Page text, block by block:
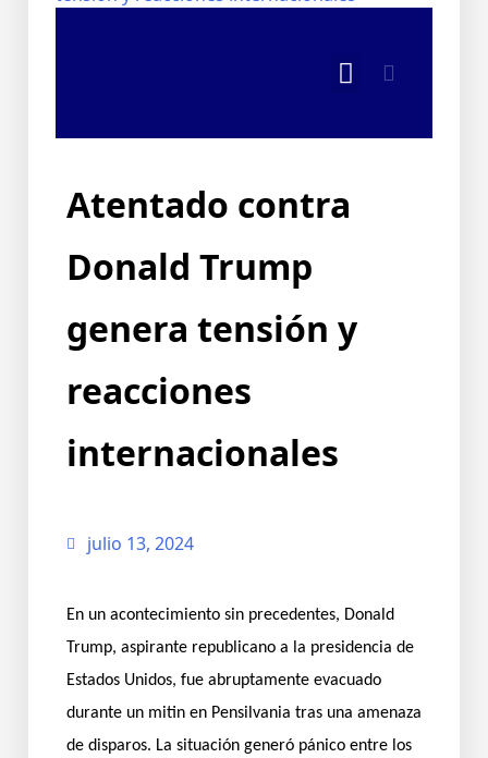
Atentado contra
Donald Trump
genera tensión y
reacciones
internacionales
julio 13, 2024
En un acontecimiento sin precedentes, Donald
Trump, aspirante republicano a la presidencia de
Estados Unidos, fue abruptamente evacuado
durante un mitin en Pensilvania tras una amenaza
de disparos. La situación generó pánico entre los